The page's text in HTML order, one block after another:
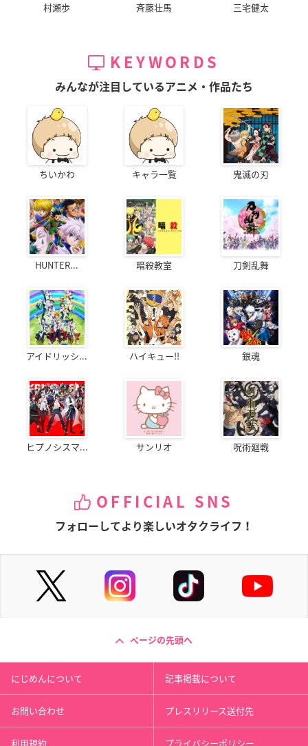
村瀬歩 斉藤壮馬 三宅健太
KEYWORDS
みんなが注目しているアニメ・作品たち
ちいかわ キャラ一覧 鬼滅の刃
HUNTER... 暗殺教室 刀剣乱舞
アイドリッシ... ハイキュー!! 銀魂
ヒプノシスマ... サンリオ 呪術廻戦
OFFICIAL SNS
フォローしてより楽しいオタクライフ！
ページの先頭へ
にじめんについて 記事掲載について
お問い合わせ プレスリリース送付先
利用規約 プライバシーポリシー